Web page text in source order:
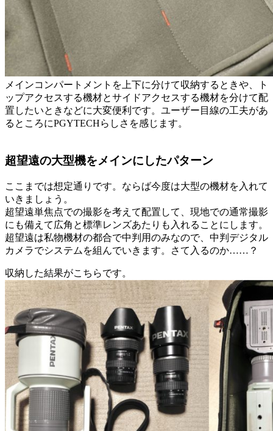
メインコンパートメントを上下に分けて収納するときや、ト
ップアクセスする機材とサイドアクセスする機材を分けて配
置したいときなどに大変便利です。ユーザー目線の工夫があ
るところにPGYTECHらしさを感じます。
超望遠の大型機をメインにしたパターン
ここまでは想定通りです。ならば今度は大型の機材を入れて
いきましょう。
超望遠単焦点での撮影を考えて配置して、現地での通常撮影
にも備えて広角と標準レンズあたりも入れることにします。
超望遠は私物機材の都合で中判用のみなので、中判デジタル
カメラでシステムを組んでいきます。さて入るのか……？
収納した結果がこちらです。